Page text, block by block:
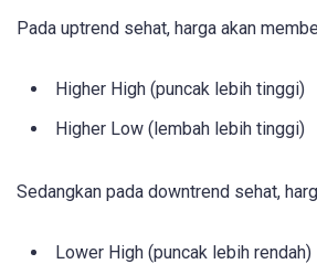
Pada uptrend sehat, harga akan
Higher High (puncak lebih tinggi)
Higher Low (lembah lebih tinggi)
Sedangkan pada downtrend sehat,
Lower High (puncak lebih rendah)